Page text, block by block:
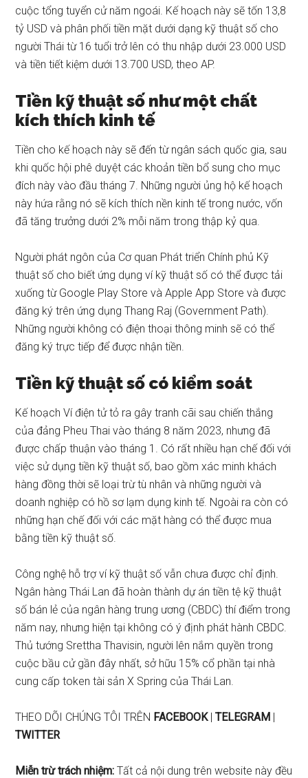
cuộc tổng tuyển cử năm ngoái. Kế hoạch này sẽ tốn 13,8
tỷ USD và phân phối tiền mặt dưới dạng kỹ thuật số cho
người Thái từ 16 tuổi trở lên có thu nhập dưới 23.000 USD
và tiền tiết kiệm dưới 13.700 USD, theo AP.
Tiền kỹ thuật số như một chất
kích thích kinh tế
Tiền cho kế hoạch này sẽ đến từ ngân sách quốc gia, sau
khi quốc hội phê duyệt các khoản tiền bổ sung cho mục
đích này vào đầu tháng 7. Những người ủng hộ kế hoạch
này hứa rằng nó sẽ kích thích nền kinh tế trong nước, vốn
đã tăng trưởng dưới 2% mỗi năm trong thập kỷ qua.
Người phát ngôn của Cơ quan Phát triển Chính phủ Kỹ
thuật số cho biết ứng dụng ví kỹ thuật số có thể được tải
xuống từ Google Play Store và Apple App Store và được
đăng ký trên ứng dụng Thang Raj (Government Path).
Những người không có điện thoại thông minh sẽ có thể
đăng ký trực tiếp để được nhận tiền.
Tiền kỹ thuật số có kiểm soát
Kế hoạch Ví điện tử tỏ ra gây tranh cãi sau chiến thắng
của đảng Pheu Thai vào tháng 8 năm 2023, nhưng đã
được chấp thuận vào tháng 1. Có rất nhiều hạn chế đối với
việc sử dụng tiền kỹ thuật số, bao gồm xác minh khách
hàng đồng thời sẽ loại trừ tù nhân và những người và
doanh nghiệp có hồ sơ lạm dụng kinh tế. Ngoài ra còn có
những hạn chế đối với các mặt hàng có thể được mua
bằng tiền kỹ thuật số.
Công nghệ hỗ trợ ví kỹ thuật số vẫn chưa được chỉ định.
Ngân hàng Thái Lanđã hoàn thành dự án tiền tệ kỹ thuật
số bán lẻ của ngân hàng trung ương (CBDC) thí điểm trong
năm nay, nhưng hiện tại không có ý định phát hành CBDC.
Thủ tướng Srettha Thavisin, người lên nắm quyền trong
cuộc bầu cử gần đây nhất, sở hữu 15% cổ phần tại nhà
cung cấp token tài sản X Spring của Thái Lan.
THEO DÕI CHÚNG TÔI TRÊN FACEBOOK|TELEGRAM |
TWITTER
Miễn trừ trách nhiệm: Tất cả nội dung trên website này đều